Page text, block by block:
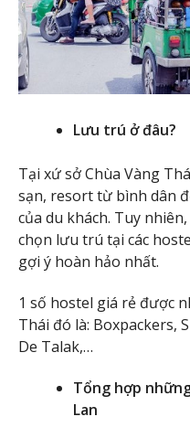
Lưu trú ở đâu?
Tại xứ sở Chùa Vàng
sạn, resort từ bình dân
của du khách. Tuy
chọn lưu trú tại các
gợi ý hoàn hảo nhất.
1 số hostel giá rẻ được
Thái đó là: Boxpackers,
De Talak,…
Tổng hợp
Lan